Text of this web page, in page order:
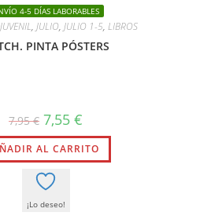
4-5 DÍAS LABORABLES
, JULIO, JULIO 1-5, LIBROS
PINTA PÓSTERS
7,95€ El
precio
original
era:
7,95 €.
7,55 €
actual
es:
7,55 €.
AL CARRITO
¡Lo deseo!